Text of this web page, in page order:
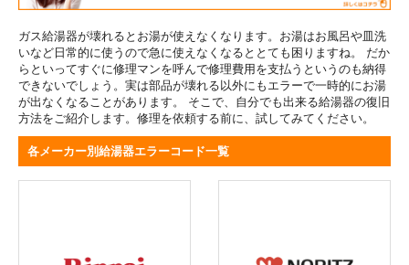
ガス給湯器が壊れるとお湯が使えなくなります。お湯はお風呂や皿洗
いなど日常的に使うので急に使えなくなるととても困りますね。 だか
らといってすぐに修理マンを呼んで修理費用を支払うというのも納得
できないでしょう。実は部品が壊れる以外にもエラーで一時的にお湯
が出なくなることがあります。 そこで、自分でも出来る給湯器の復旧
方法をご紹介します。修理を依頼する前に、試してみてください。
各メーカー別給湯器エラーコード一覧